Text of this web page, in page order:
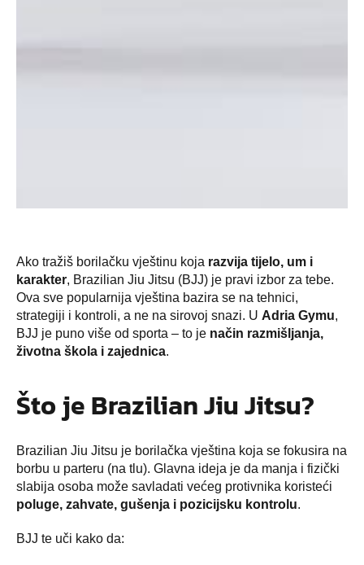
Ako tražiš borilačku vještinu koja razvija tijelo, um i
karakter, Brazilian Jiu Jitsu (BJJ) je pravi izbor za tebe.
Ova sve popularnija vještina bazira se na tehnici,
strategiji i kontroli, a ne na sirovoj snazi. U Adria Gymu,
BJJ je puno više od sporta – to je način razmišljanja,
životna škola i zajednica.
Što je Brazilian Jiu Jitsu?
Brazilian Jiu Jitsu je borilačka vještina koja se fokusira na
borbu u parteru (na tlu). Glavna ideja je da manja i fizički
slabija osoba može savladati većeg protivnika koristeći
poluge, zahvate, gušenja i pozicijsku kontrolu.
BJJ te uči kako da: